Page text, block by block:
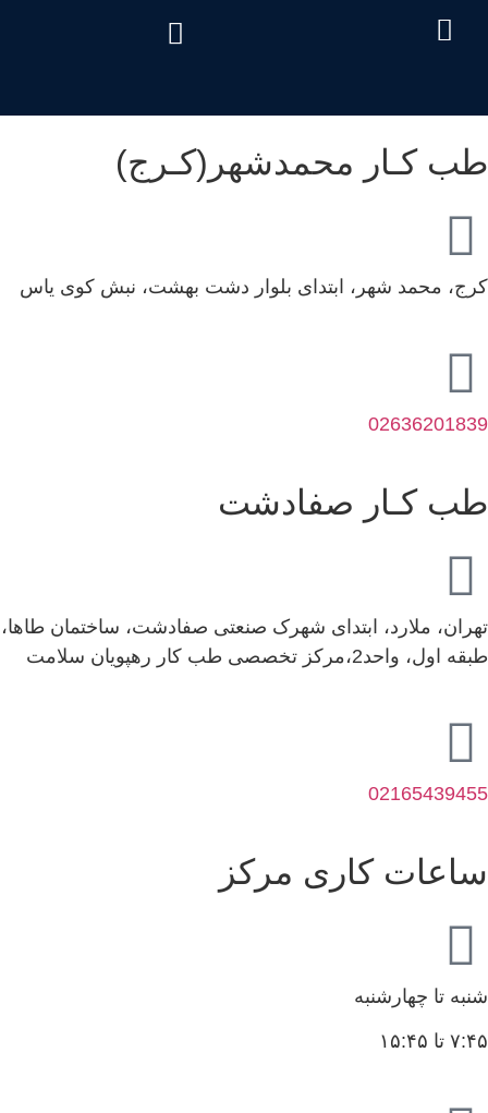
طب کـار محمدشهر(کـرج)
کرج، محمد شهر، ابتدای بلوار دشت بهشت، نبش کوی یاس
02636201839
طب کـار صفادشت
تهران، ملارد، ابتدای شهرک صنعتی صفادشت، ساختمان طاها،
طبقه اول، واحد2،مرکز تخصصی طب کار رهپویان سلامت
02165439455
ساعات کاری مرکز
شنبه تا چهارشنبه
۷:۴۵ تا ۱۵:۴۵